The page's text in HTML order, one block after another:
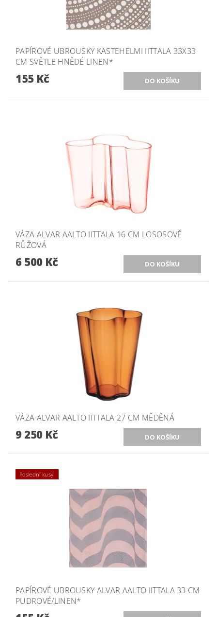
PAPÍROVÉ UBROUSKY KASTEHELMI IITTALA 33X33
CM SVĚTLE HNĚDÉ LINEN*
155 Kč
VÁZA ALVAR AALTO IITTALA 16 CM LOSOSOVĚ
RŮŽOVÁ
6 500 Kč
VÁZA ALVAR AALTO IITTALA 27 CM MĚDĚNÁ
9 250 Kč
Poslední kusy!
PAPÍROVÉ UBROUSKY ALVAR AALTO IITTALA 33 CM
PUDROVÉ/LINEN*